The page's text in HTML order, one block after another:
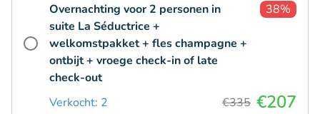
Overnachting voor 2 personen in
suite La Séductrice +
welkomstpakket + fles champagne +
ontbijt + vroege check-in of late
check-out
38%
Verkocht: 2 €335 €207